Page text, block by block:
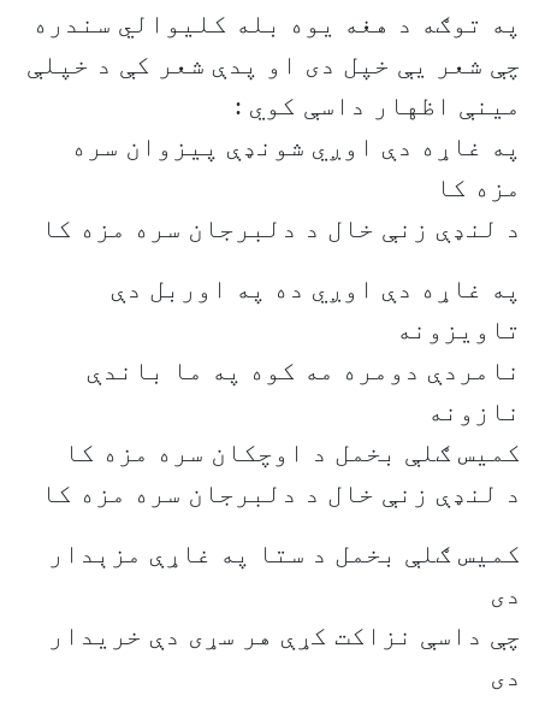
په توګه د هغه یوه بله کلیوالي سندره
چې شعر یې خپل دی او پدې شعر کې د خپلې
مینې اظهار داسې کوي :
په غاړه دې اوږي شونډې پیزوان سره
مزه کا
د لنډې زنې خال د دلبرجان سره مزه کا
په غاړه دې اوږي ده په اوربل دې
تاویزونه
نامردې دومره مه کوه په ما باندې
نازونه
کمیس ګلې بخمل د اوچکان سره مزه کا
د لنډې زنې خال د دلبرجان سره مزه کا
کمیس ګلې بخمل د ستا په غاړې مزېدار
دی
چې داسې نزاکت کړې هر سړی دې خریدار
دی